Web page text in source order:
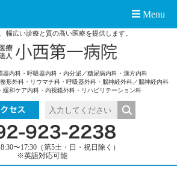
幅広い診療と質の高い医療を提供します。
器内科・呼吸器内科・内分泌／糖尿病内科・漢方内科
形外科・リウマチ科・呼吸器外科・脳神経外科／脳神経内科
緩和ケア内科・内視鏡外科・リハビリテーション科
〜17:30（第5土・日・祝日除く）
※英語対応可能
Menu